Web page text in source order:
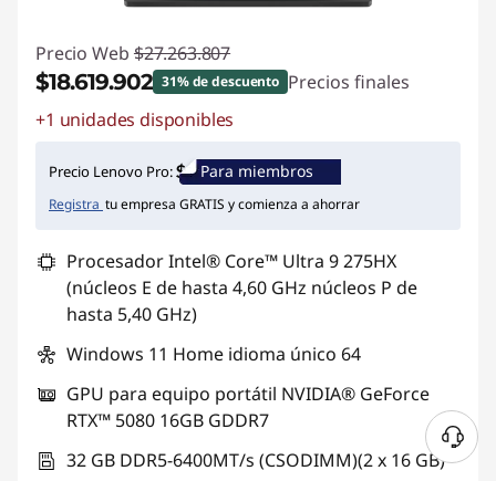
Precio Web $27.263.807
$18.619.902 31% de descuento Precios finales
Ahorros instantáneos :
+1 unidades disponibles
Precio Lenovo Pro: Para miembros
Registra tu empresa GRATIS y comienza a ahorrar
Procesador Intel® Core™ Ultra 9 275HX
(núcleos E de hasta 4,60 GHz núcleos P de
hasta 5,40 GHz)
Windows 11 Home idioma único 64
GPU para equipo portátil NVIDIA® GeForce
RTX™ 5080 16GB GDDR7
32 GB DDR5-6400MT/s (CSODIMM)(2 x 16 GB)